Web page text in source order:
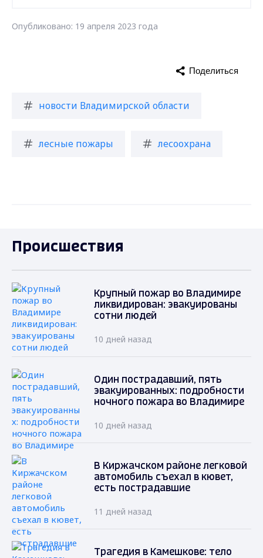
Опубликовано: 19 апреля 2023 года
новости Владимирской области
лесные пожары лесоохрана
Поделиться
Происшествия
Крупный пожар во Владимире
ликвидирован: эвакуированы
сотни людей
10 дней назад
Один пострадавший, пять
эвакуированных: подробности
ночного пожара во Владимире
10 дней назад
В Киржачском районе легковой
автомобиль съехал в кювет,
есть пострадавшие
11 дней назад
Трагедия в Камешкове: тело